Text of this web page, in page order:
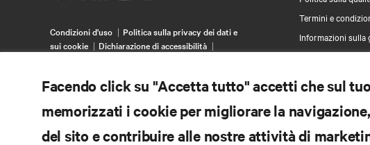
Termini e
Informazioni sulla
Condizioni d'uso
Politica sulla privacy dei dati e
sui cookie
Dichiarazione di accessibilità
Facendo click su "Accetta tutto" accetti che sul
memorizzati i cookie per migliorare la
del sito e contribuire alle nostre attività di